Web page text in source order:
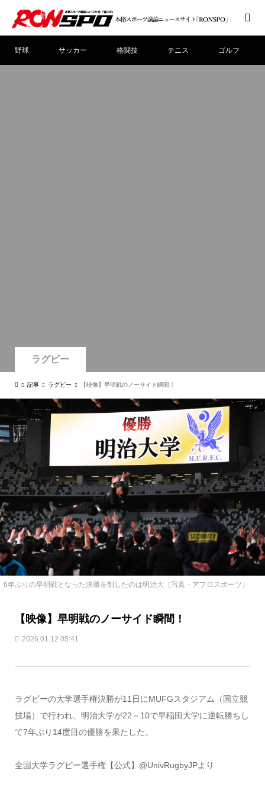
野球 サッカー 格闘技 テニス ゴルフ
ラグビー
記事 ラグビー 【映像】早明戦のノーサイド瞬間！
6年ぶりの早明戦となった決勝を制したのは明治大（写真・アフロスポーツ）
【映像】早明戦のノーサイド瞬間！
2026.01.12 05:41
ラグビーの大学選手権決勝が11日にMUFGスタジアム（国立競
技場）で行われ、明治大学が22－10で早稲田大学に逆転勝ちし
て7年ぶり14度目の優勝を果たした。
全国大学ラグビー選手権【公式】@UnivRugbyJPより